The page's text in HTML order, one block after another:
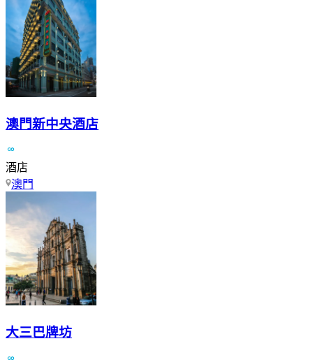
澳門新中央酒店
酒店
澳門
大三巴牌坊